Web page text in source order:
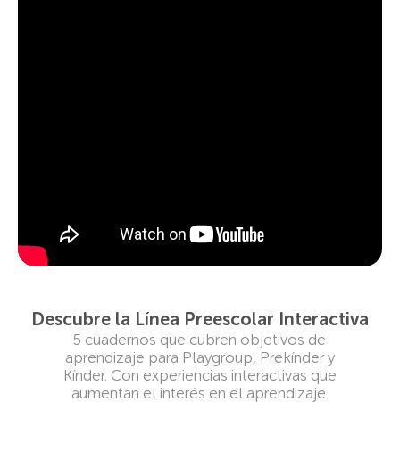
Descubre la Línea Preescolar Interactiva
5 cuadernos que cubren objetivos de
aprendizaje para Playgroup, Prekínder y
Kínder. Con experiencias interactivas que
aumentan el interés en el aprendizaje.